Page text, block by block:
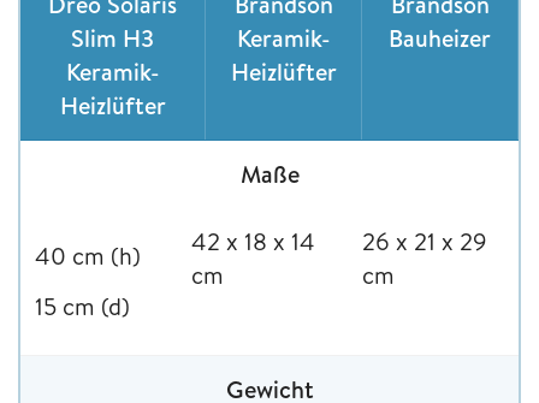
Slim H3
Keramik-
Heizlüfter
Keramik-
Heizlüfter
Bauheizer
Maße
40 cm (h)
15 cm (d)
42 x 18 x 14
cm
26 x 21 x 29
cm
Gewicht